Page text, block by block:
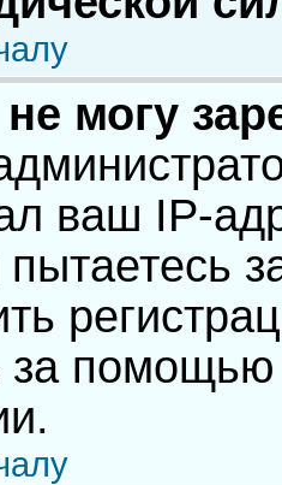
могу
ваш IP-
за помощью